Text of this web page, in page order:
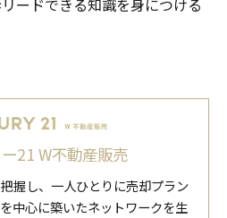
ードできる知識を身につける
21 W不動産販売
握し、一人ひとりに売却プラン
中心に築いたネットワークを生